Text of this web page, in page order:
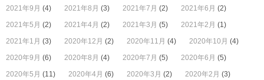
2021年9月 (4) 2021年8月 (3) 2021年7月 (2) 2021年6月 (2)
2021年5月 (2) 2021年4月 (2) 2021年3月 (5) 2021年2月 (1)
2021年1月 (3) 2020年12月 (2) 2020年11月 (4) 2020年10月 (4)
2020年9月 (6) 2020年8月 (4) 2020年7月 (5) 2020年6月 (5)
2020年5月 (11) 2020年4月 (6) 2020年3月 (2) 2020年2月 (3)